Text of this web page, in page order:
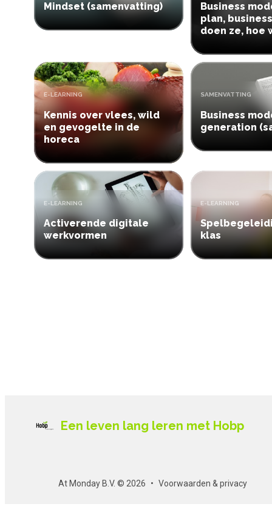
Mindset (samenvatting)
Business
plan,
doen ze, hoe
Kennis over vlees, wild
en gevogelte in de
horeca
TYPE:
E-LEARNING
Business
generation
TYPE:
SAMENVATTING
Activerende digitale
werkvormen
TYPE:
E-LEARNING
klas
TYPE:
E-LEARNING
Een leven lang leren met Hobp
At Monday B.V. © 2026 Voorwaarden & privacy